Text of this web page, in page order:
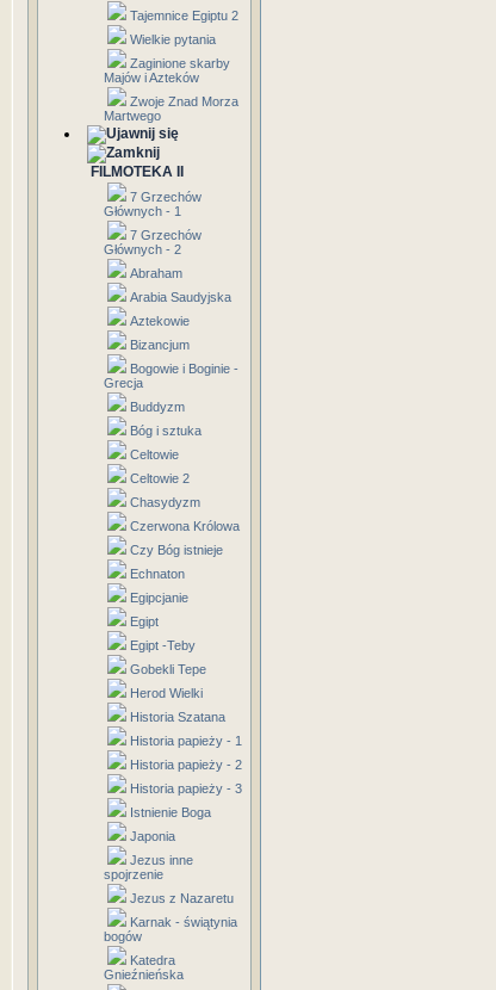
Tajemnice Egiptu 2
Wielkie pytania
Zaginione skarby
Majów i Azteków
Zwoje Znad Morza
Martwego
FILMOTEKA II
7 Grzechów
Głównych - 1
7 Grzechów
Głównych - 2
Abraham
Arabia Saudyjska
Aztekowie
Bizancjum
Bogowie i Boginie -
Grecja
Buddyzm
Bóg i sztuka
Celtowie
Celtowie 2
Chasydyzm
Czerwona Królowa
Czy Bóg istnieje
Echnaton
Egipcjanie
Egipt
Egipt -Teby
Gobekli Tepe
Herod Wielki
Historia Szatana
Historia papieży - 1
Historia papieży - 2
Historia papieży - 3
Istnienie Boga
Japonia
Jezus inne
spojrzenie
Jezus z Nazaretu
Karnak - świątynia
bogów
Katedra
Gnieźnieńska